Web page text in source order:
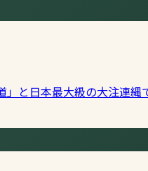
と日本最大級の大注連縄